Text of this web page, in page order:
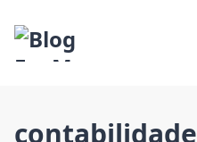
contabilidade